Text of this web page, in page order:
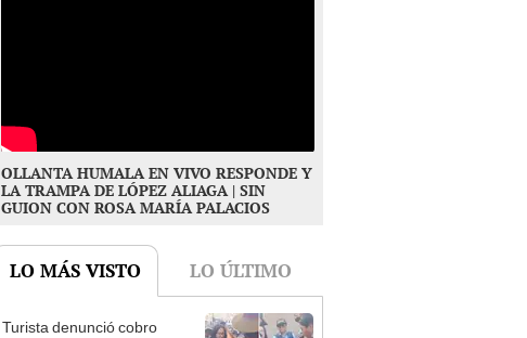
OLLANTA HUMALA EN VIVO RESPONDE Y
LA TRAMPA DE LÓPEZ ALIAGA | SIN
GUION CON ROSA MARÍA PALACIOS
LO MÁS VISTO LO ÚLTIMO
Turista denunció cobro